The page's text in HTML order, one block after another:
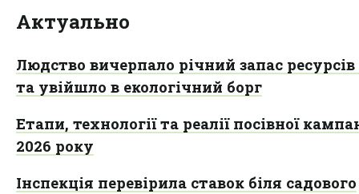
Актуально
Людство вичерпало річний запас ресурсів
та увійшло в екологічний борг
Етапи, технології та реалії посівної
2026 року
Інспекція перевірила ставок біля садового